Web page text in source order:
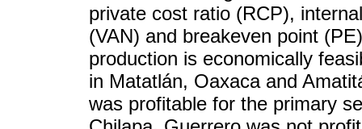
private cost ratio (RCP),
(VAN) and breakeven point
production is economically
in Matatlán, Oaxaca and
was profitable for the primary